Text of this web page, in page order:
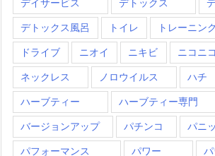
デトックス風呂 トイレ トレーニン
ドライブ ニオイ ニキビ ニコニ
ネックレス ノロウイルス ハチ
ハーブティー ハーブティー専門
バージョンアップ パチンコ パニ
パフォーマンス パワー